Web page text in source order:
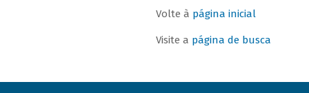
Volte à página inicial
Visite a página de busca